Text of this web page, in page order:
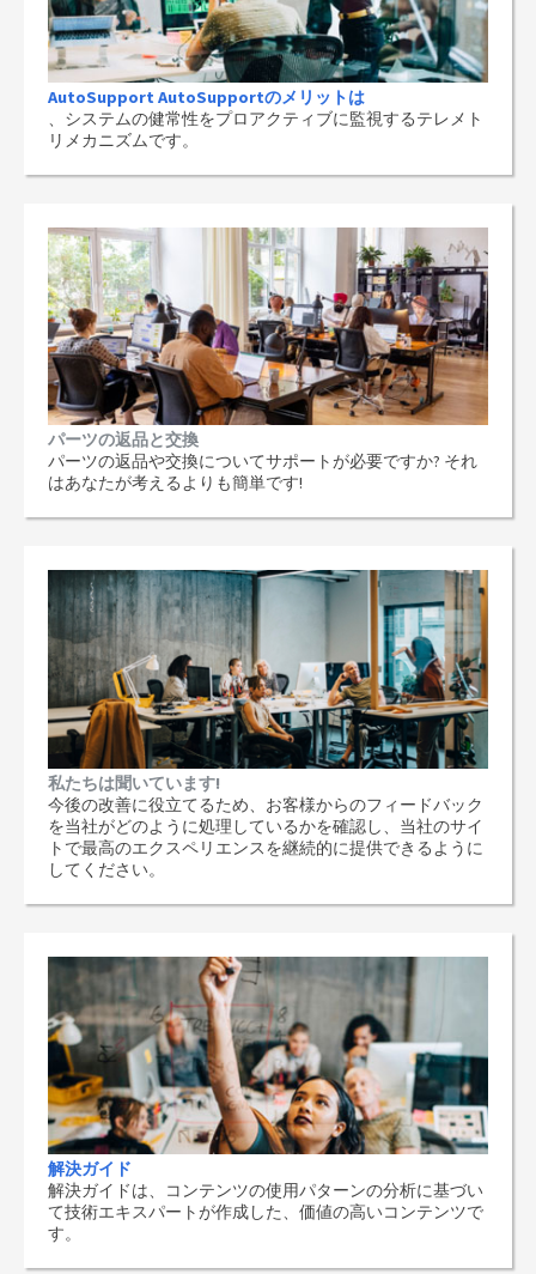
AutoSupport AutoSupportのメリットは
、システムの健常性をプロアクティブに監視するテレメト
リメカニズムです。
パーツの返品と交換
パーツの返品や交換についてサポートが必要ですか? それ
はあなたが考えるよりも簡単です!
私たちは聞いています!
今後の改善に役立てるため、お客様からのフィードバック
を当社がどのように処理しているかを確認し、当社のサイ
トで最高のエクスペリエンスを継続的に提供できるように
してください。
解決ガイド
解決ガイドは、コンテンツの使用パターンの分析に基づい
て技術エキスパートが作成した、価値の高いコンテンツで
す。